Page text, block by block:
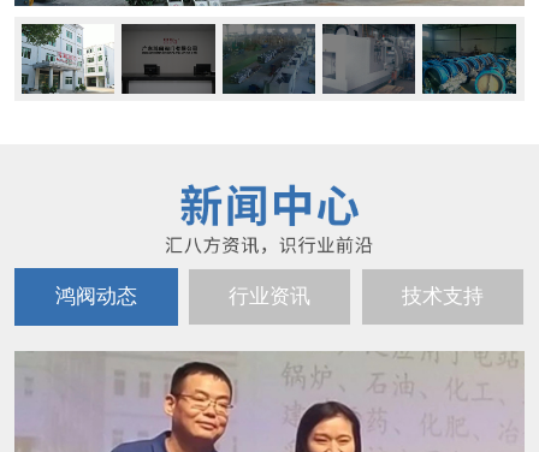
鸿阀动态 行业资讯 技术支持